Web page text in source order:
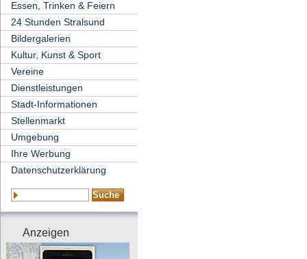
Essen, Trinken & Feiern
24 Stunden Stralsund
Bildergalerien
Kultur, Kunst & Sport
Vereine
Dienstleistungen
Stadt-Informationen
Stellenmarkt
Umgebung
Ihre Werbung
Datenschutzerklärung
Anzeigen